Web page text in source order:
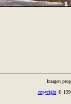
Imagen
copyright©